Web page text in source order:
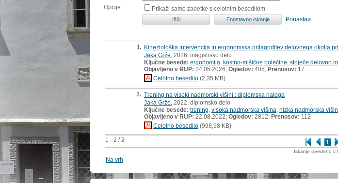
Opcije:
Prikaži samo zadetke s celotnim besedilom
Ponastavi
1 - 2 / 2 1
1. Kineziološka intervencija in ergonomska prilagoditev delovnega okolja
Jaka Grže , 2026, magistrsko delo
Ključne besede: ergonomija kostno-mišične bolečine stoječe delovno
Objavljeno v RUP: 24.05.2026; Ogledov: 405; Prenosov: 17
Celotno besedilo (2,35 MB)
2. Trening na visoki nadmorski višini : diplomska naloga
Jaka Grže , 2022, diplomsko delo
Ključne besede: trening visoka nadmorska višina nizka nadmorska
Objavljeno v RUP: 22.08.2022; Ogledov: 2812; Prenosov: 112
Celotno besedilo (998,98 KB)
Iskanje izvedeno v
Na vrh